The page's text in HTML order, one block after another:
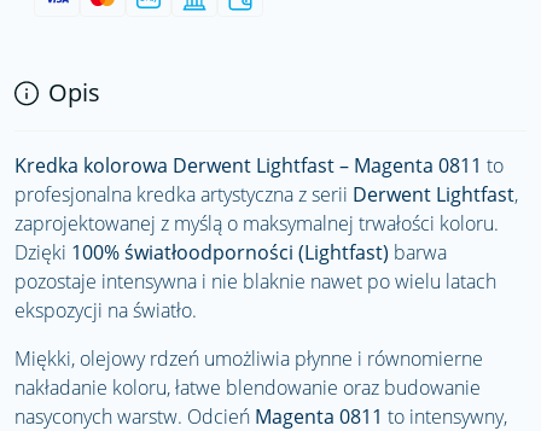
Opis
Kredka kolorowa Derwent Lightfast – Magenta 0811 to
profesjonalna kredka artystyczna z serii Derwent Lightfast,
zaprojektowanej z myślą o maksymalnej trwałości koloru.
Dzięki 100% światłoodporności (Lightfast) barwa
pozostaje intensywna i nie blaknie nawet po wielu latach
ekspozycji na światło.
Miękki, olejowy rdzeń umożliwia płynne i równomierne
nakładanie koloru, łatwe blendowanie oraz budowanie
nasyconych warstw. Odcień Magenta 0811 to intensywny,